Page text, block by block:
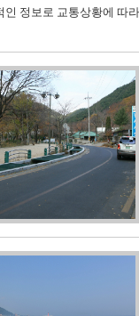
정보로 교통상황에 따